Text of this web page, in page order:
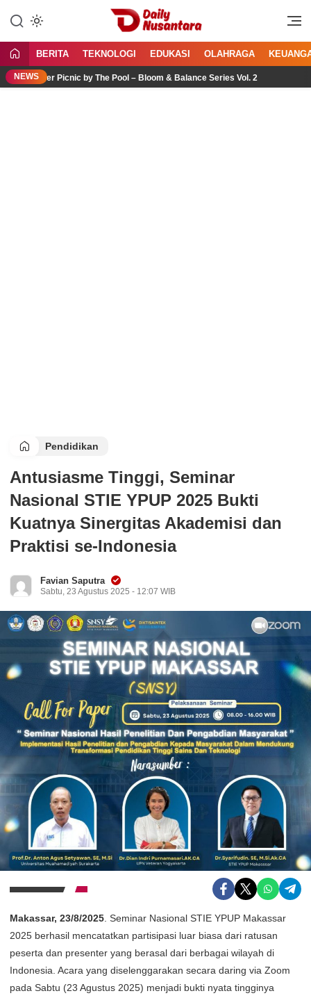
konten
Daily Nusantara
Menyajikan Fakta, Menginspirasi
BERITA TEKNOLOGI EDUKASI OLAHRAGA
NEWSPicnic by The Pool – Bloom & Balance Series Vol. 2
Pendidikan
Antusiasme Tinggi, Seminar
Nasional STIE YPUP 2025 Bukti
Kuatnya Sinergitas Akademisi dan
Praktisi se-Indonesia
Favian Saputra
Sabtu, 23 Agustus 2025 - 12:07 WIB
Makassar, 23/8/2025 . Seminar Nasional STIE YPUP Makassar
2025 berhasil mencatatkan partisipasi luar biasa dari ratusan
peserta dan presenter yang berasal dari berbagai wilayah di
Indonesia. Acara yang diselenggarakan secara daring via Zoom
pada Sabtu (23 Agustus 2025) menjadi bukti nyata tingginya